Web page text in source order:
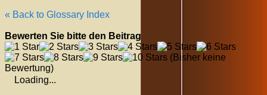
« Back to Glossary Index
Bewerten Sie bitte den Beitrag
(Bisher keine
Bewertung)
Loading...